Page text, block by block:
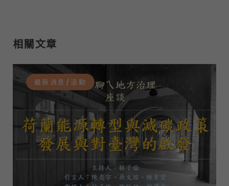
相關文章
最新消息/活動